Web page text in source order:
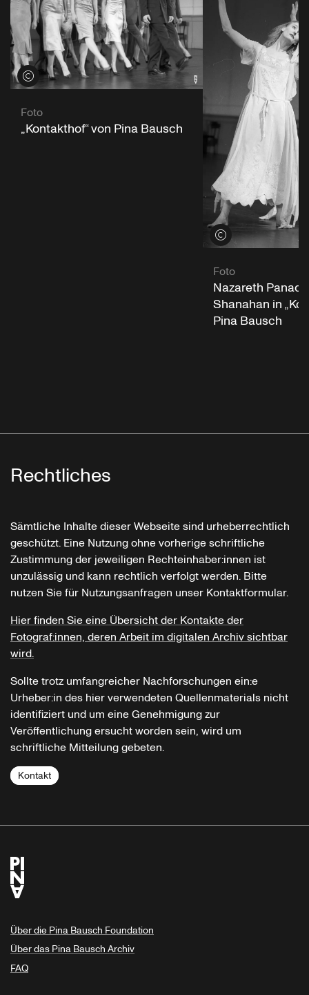
Credits öffnen
Foto
„Kontakthof“ von Pina Bausch
Credits öffnen
Foto
Nazareth
Shanahan in
Pina Bausch
Rechtliches
Sämtliche Inhalte dieser Webseite sind urheberrechtlich
geschützt. Eine Nutzung ohne vorherige schriftliche
Zustimmung der jeweiligen Rechteinhaber:innen ist
unzulässig und kann rechtlich verfolgt werden. Bitte
nutzen Sie für Nutzungsanfragen unser Kontaktformular.
Hier finden Sie eine Übersicht der Kontakte der
Fotograf:innen, deren Arbeit im digitalen Archiv sichtbar
wird.
Sollte trotz umfangreicher Nachforschungen ein:e
Urheber:in des hier verwendeten Quellenmaterials nicht
identifiziert und um eine Genehmigung zur
Veröffentlichung ersucht worden sein, wird um
schriftliche Mitteilung gebeten.
Kontakt
Über die Pina Bausch Foundation
Über das Pina Bausch Archiv
FAQ